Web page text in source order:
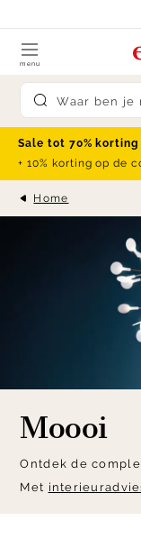
Submit
menu
Sale tot 70% korting
+ 10% korting op de
Home
Moooi
Ontdek de
Met